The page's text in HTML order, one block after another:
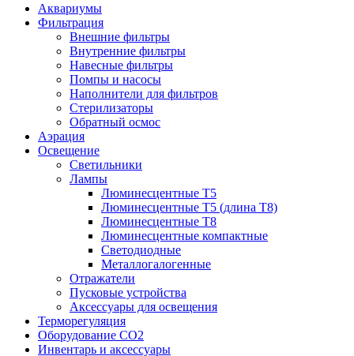
Аквариумы
Фильтрация
Внешние фильтры
Внутренние фильтры
Навесные фильтры
Помпы и насосы
Наполнители для фильтров
Стерилизаторы
Обратный осмос
Аэрация
Освещение
Светильники
Лампы
Люминесцентные T5
Люминесцентные T5 (длина T8)
Люминесцентные T8
Люминесцентные компактные
Светодиодные
Металлогалогенные
Отражатели
Пусковые устройства
Аксессуары для освещения
Терморегуляция
Оборудование CO2
Инвентарь и аксессуары